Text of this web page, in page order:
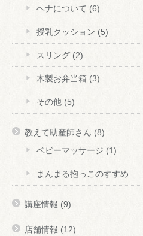
ヘナについて (6)
授乳クッション (5)
スリング (2)
木製お弁当箱 (3)
その他 (5)
教えて助産師さん (8)
ベビーマッサージ (1)
まんまる抱っこのすすめ
講座情報 (9)
店舗情報 (12)